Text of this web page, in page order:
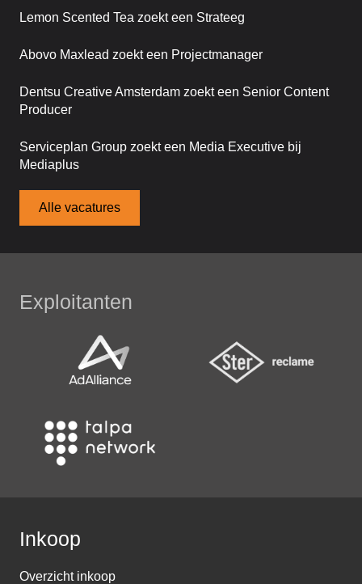
Lemon Scented Tea zoekt een Strateeg
Abovo Maxlead zoekt een Projectmanager
Dentsu Creative Amsterdam zoekt een Senior Content
Producer
Serviceplan Group zoekt een Media Executive bij
Mediaplus
Alle vacatures
Exploitanten
Inkoop
Overzicht inkoop